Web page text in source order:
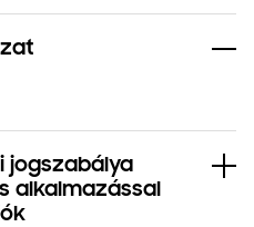
jogszabálya
alkalmazással